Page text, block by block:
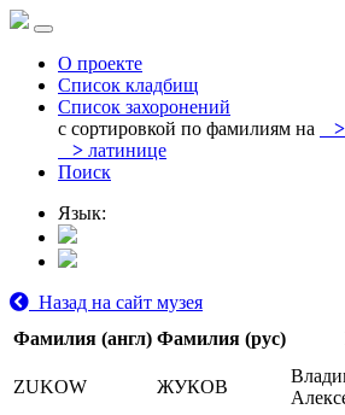
О проекте
Список кладбищ
Список захоронений
с сортировкой по фамилиям на
>
> латинице
Поиск
Язык:
Назад на сайт музея
Фамилия (англ) Фамилия (рус)
ZUKOW
ЖУКОВ